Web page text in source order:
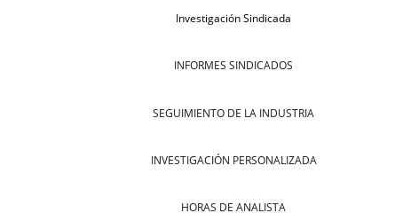
Investigación Sindicada
INFORMES SINDICADOS
SEGUIMIENTO DE LA INDUSTRIA
INVESTIGACIÓN PERSONALIZADA
HORAS DE ANALISTA